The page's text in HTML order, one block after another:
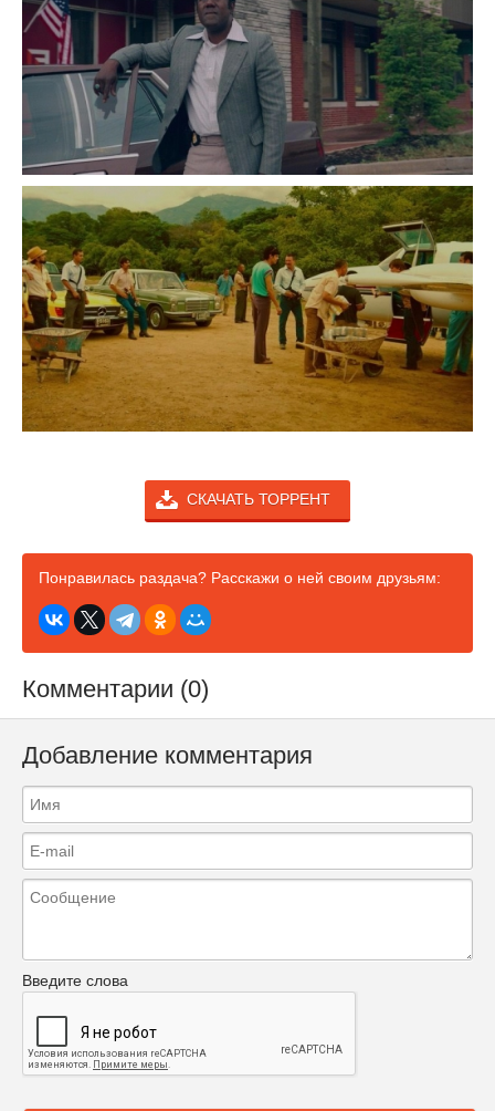
СКАЧАТЬ ТОРРЕНТ
Понравилась раздача? Расскажи о ней своим друзьям:
Комментарии (0)
Добавление комментария
Введите слова